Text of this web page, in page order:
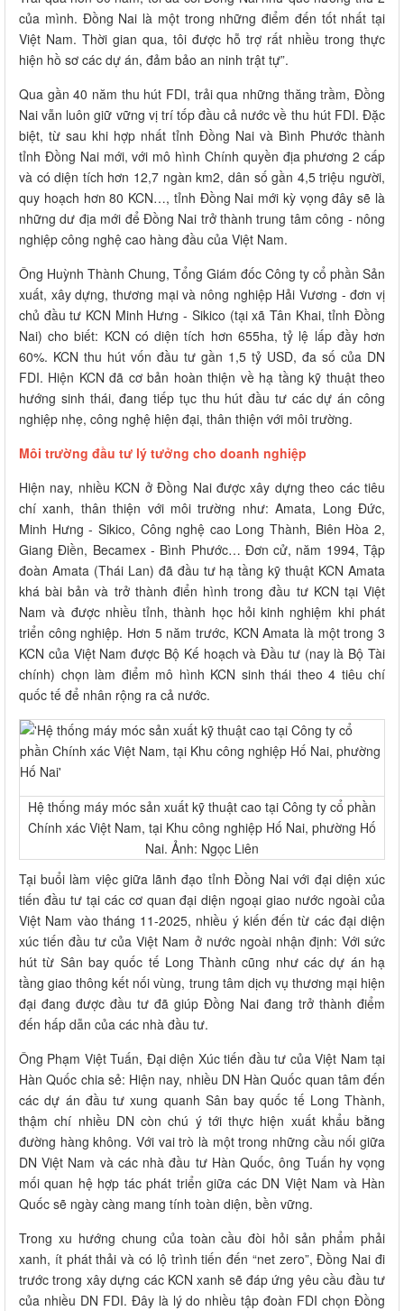
của mình. Đồng Nai là một trong những điểm đến tốt nhất tại
Việt Nam. Thời gian qua, tôi được hỗ trợ rất nhiều trong thực
hiện hồ sơ các dự án, đảm bảo an ninh trật tự”.
Qua gần 40 năm thu hút FDI, trải qua những thăng trầm, Đồng
Nai vẫn luôn giữ vững vị trí tốp đầu cả nước về thu hút FDI. Đặc
biệt, từ sau khi hợp nhất tỉnh Đồng Nai và Bình Phước thành
tỉnh Đồng Nai mới, với mô hình Chính quyền địa phương 2 cấp
và có diện tích hơn 12,7 ngàn km2, dân số gần 4,5 triệu người,
quy hoạch hơn 80 KCN…, tỉnh Đồng Nai mới kỳ vọng đây sẽ là
những dư địa mới để Đồng Nai trở thành trung tâm công - nông
nghiệp công nghệ cao hàng đầu của Việt Nam.
Ông Huỳnh Thành Chung, Tổng Giám đốc Công ty cổ phần Sản
xuất, xây dựng, thương mại và nông nghiệp Hải Vương - đơn vị
chủ đầu tư KCN Minh Hưng - Sikico (tại xã Tân Khai, tỉnh Đồng
Nai) cho biết: KCN có diện tích hơn 655ha, tỷ lệ lấp đầy hơn
60%. KCN thu hút vốn đầu tư gần 1,5 tỷ USD, đa số của DN
FDI. Hiện KCN đã cơ bản hoàn thiện về hạ tầng kỹ thuật theo
hướng sinh thái, đang tiếp tục thu hút đầu tư các dự án công
nghiệp nhẹ, công nghệ hiện đại, thân thiện với môi trường.
Môi trường đầu tư lý tưởng cho doanh nghiệp
Hiện nay, nhiều KCN ở Đồng Nai được xây dựng theo các tiêu
chí xanh, thân thiện với môi trường như: Amata, Long Đức,
Minh Hưng - Sikico, Công nghệ cao Long Thành, Biên Hòa 2,
Giang Điền, Becamex - Bình Phước… Đơn cử, năm 1994, Tập
đoàn Amata (Thái Lan) đã đầu tư hạ tầng kỹ thuật KCN Amata
khá bài bản và trở thành điển hình trong đầu tư KCN tại Việt
Nam và được nhiều tỉnh, thành học hỏi kinh nghiệm khi phát
triển công nghiệp. Hơn 5 năm trước, KCN Amata là một trong 3
KCN của Việt Nam được Bộ Kế hoạch và Đầu tư (nay là Bộ Tài
chính) chọn làm điểm mô hình KCN sinh thái theo 4 tiêu chí
quốc tế để nhân rộng ra cả nước.
Hệ thống máy móc sản xuất kỹ thuật cao tại Công ty cổ phần
Chính xác Việt Nam, tại Khu công nghiệp Hố Nai, phường Hố
Nai. Ảnh: Ngọc Liên
Tại buổi làm việc giữa lãnh đạo tỉnh Đồng Nai với đại diện xúc
tiến đầu tư tại các cơ quan đại diện ngoại giao nước ngoài của
Việt Nam vào tháng 11-2025, nhiều ý kiến đến từ các đại diện
xúc tiến đầu tư của Việt Nam ở nước ngoài nhận định: Với sức
hút từ Sân bay quốc tế Long Thành cũng như các dự án hạ
tầng giao thông kết nối vùng, trung tâm dịch vụ thương mại hiện
đại đang được đầu tư đã giúp Đồng Nai đang trở thành điểm
đến hấp dẫn của các nhà đầu tư.
Ông Phạm Việt Tuấn, Đại diện Xúc tiến đầu tư của Việt Nam tại
Hàn Quốc chia sẻ: Hiện nay, nhiều DN Hàn Quốc quan tâm đến
các dự án đầu tư xung quanh Sân bay quốc tế Long Thành,
thậm chí nhiều DN còn chú ý tới thực hiện xuất khẩu bằng
đường hàng không. Với vai trò là một trong những cầu nối giữa
DN Việt Nam và các nhà đầu tư Hàn Quốc, ông Tuấn hy vọng
mối quan hệ hợp tác phát triển giữa các DN Việt Nam và Hàn
Quốc sẽ ngày càng mang tính toàn diện, bền vững.
Trong xu hướng chung của toàn cầu đòi hỏi sản phẩm phải
xanh, ít phát thải và có lộ trình tiến đến “net zero”, Đồng Nai đi
trước trong xây dựng các KCN xanh sẽ đáp ứng yêu cầu đầu tư
của nhiều DN FDI. Đây là lý do nhiều tập đoàn FDI chọn Đồng